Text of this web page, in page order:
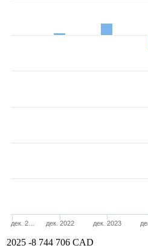
дек. 2… дек. 2022 дек. 2023
2025 -8 744 706 CAD